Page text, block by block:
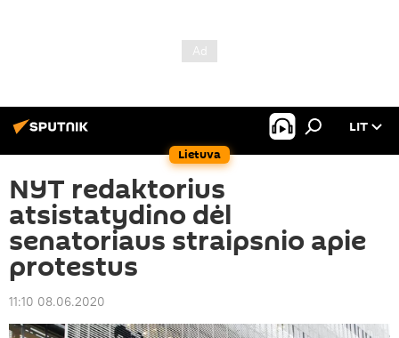
Lietuva
LIT
NYT redaktorius
atsistatydino dėl
senatoriaus straipsnio apie
protestus
11:10 08.06.2020